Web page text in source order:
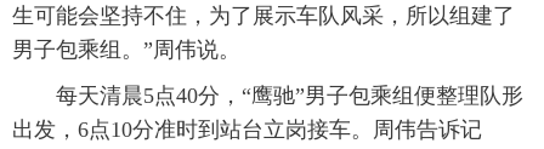
生可能会坚持不住，为了展示车队风采，所以组建了
男子包乘组。”周伟说。
每天清晨5点40分，“鹰驰”男子包乘组便整理队形
出发，6点10分准时到站台立岗接车。周伟告诉记